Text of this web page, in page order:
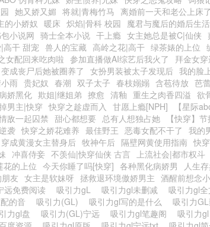
她又娇又媚 将就|青梅竹马 离婚前一天和老公上床了
的小娇奴 暖床 炽焰|骨科 校园 魔君与魔后的婚后生活
小说网 骑士全本小说 干上瘾 女主她总是被C|仙侠
高干 甜宠 兽人的宝藏 高岭之花|高干 绿茶婊的上位
女配回来吃肉啦 参加直播做AI综艺后我火了 拜金女
变成丧尸后她被圈养了 女扮男装被太子发现后 我的脸
雨 贵妃奴 春潮 双子太子 春枝嫋嫋 含苞待放 芭
娇黑化 欺姐|继姐弟 撩愈 清釉 重生之肉香四溢 欲
男主|快穿 快穿之趁虚而入 甘愿上瘾[NPH] 【星际
敌一起囚禁 甜心都想要 总有人想独占她 【快穿】
袭 快穿之娇花难养 最佳野王 恶毒女配不干了 我的
穿成黄漫女主替身后 牧神午后 隔壁网黄使用指南 快
冲喜侍妾 不羡仙|快穿仙侠 古言 上流社会|都市权斗
花的上位 今天你睡了吗[快穿] 各种黑化病娇男 人生
友 女主是软妹呀 拯救退环境傲娇男主 酒醒前想念
远免费阅读 吸引力gL 吸引力gl未删减 吸引力gl全
的音 吸引力(GL) 吸引力gl写的是什么 吸引力
力gl盘 吸引力(GL)宁远 吸引力gl笔趣阁 吸引力